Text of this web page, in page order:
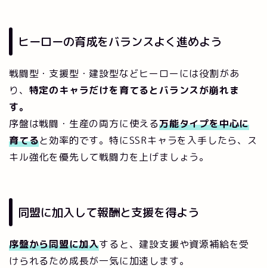
ヒーローの育成をバランスよく進めよう
戦闘型・支援型・建設型などヒーローには役割があ
り、 特定のキャラだけを育てるとバランスが崩れま
す。
序盤は戦闘・生産の両方に使える万能タイプを中心に
育てると効率的です。特にSSRキャラを入手したら、ス
キル強化を優先して戦闘力を上げましょう。
同盟に加入して報酬と支援を得よう
序盤から同盟に加入すると、建設支援や資源補給を受
けられるため成長が一気に加速します。